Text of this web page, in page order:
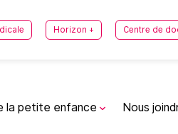
Horizon + Centre de
la petite enfance Nous